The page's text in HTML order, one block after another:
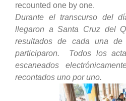
recounted one by one.
Durante el transcurso del
llegaron a Santa Cruz del
resultados de cada una de
participaron. Todos los
escaneados
recontados uno por uno.